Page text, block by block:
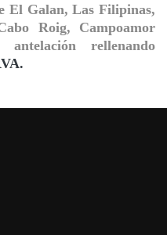
El Galan, Las Filipinas,
Roig, Campoamor
rellenando